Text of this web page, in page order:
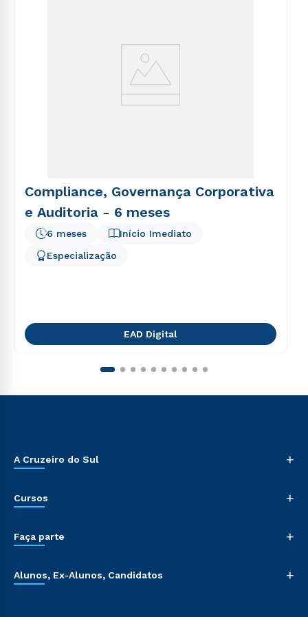
Compliance, Governança Corporativa
e Auditoria - 6 meses
Início Imediato
6 meses
Especialização
EAD Digital
A Cruzeiro do Sul +
Cursos +
Faça parte +
Alunos, Ex-Alunos, Candidatos +